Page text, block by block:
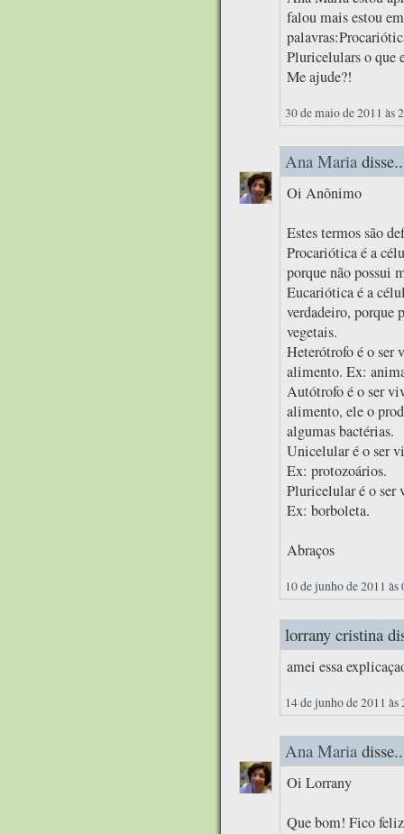
falou mais estou
Pluricelulars o que
Me ajude?!
30 de maio de 2011 às
Ana Maria
Oi Anônimo
Estes termos são
Procariótica é a
porque não possui
Eucariótica é a
verdadeiro, porque
vegetais.
Heterótrofo é o ser
alimento. Ex:
Autótrofo é o ser
alimento, ele o
algumas bactérias.
Unicelular é o ser
Ex: protozoários.
Pluricelular é o ser
Ex: borboleta.
Abraços
10 de junho de 2011 às
lorrany cristina
amei essa
14 de junho de 2011 às
Ana Maria
Oi Lorrany
Que bom! Fico